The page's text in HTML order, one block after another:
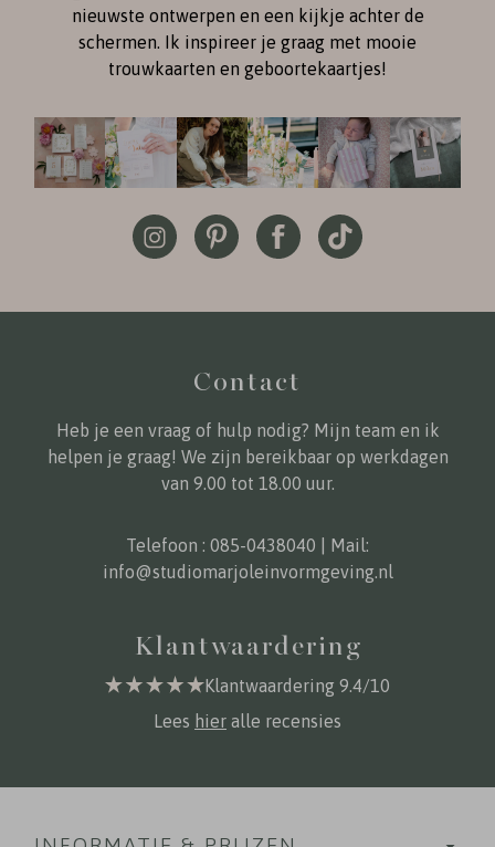
nieuwste ontwerpen en een kijkje achter de
schermen. Ik inspireer je graag met mooie
trouwkaarten en geboortekaartjes!
Contact
Heb je een vraag of hulp nodig? Mijn team en ik
helpen je graag! We zijn bereikbaar op werkdagen
van 9.00 tot 18.00 uur.
Telefoon : 085-0438040 | Mail:
info@studiomarjoleinvormgeving.nl
Klantwaardering
Klantwaardering 9.4/10
Lees hier alle recensies